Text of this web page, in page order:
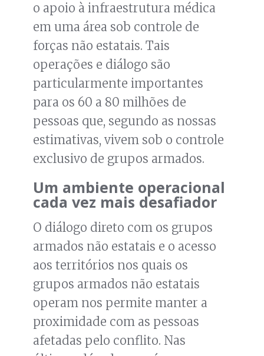
o apoio à infraestrutura médica
em uma área sob controle de
forças não estatais. Tais
operações e diálogo são
particularmente importantes
para os 60 a 80 milhões de
pessoas que, segundo as nossas
estimativas, vivem sob o controle
exclusivo de grupos armados.
Um ambiente operacional
cada vez mais desafiador
O diálogo direto com os grupos
armados não estatais e o acesso
aos territórios nos quais os
grupos armados não estatais
operam nos permite manter a
proximidade com as pessoas
afetadas pelo conflito. Nas